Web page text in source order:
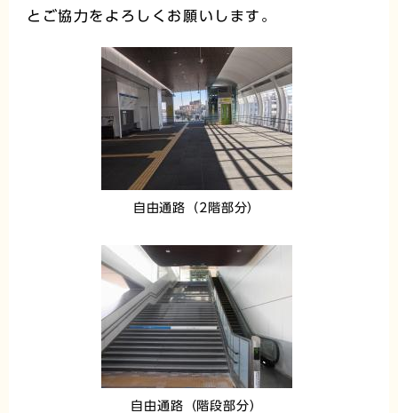
とご協力をよろしくお願いします。
自由通路（2階部分）
自由通路（階段部分）